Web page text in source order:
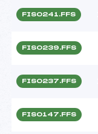
FIS0241.FFS
FIS0239.FFS
FIS0237.FFS
FIS0147.FFS